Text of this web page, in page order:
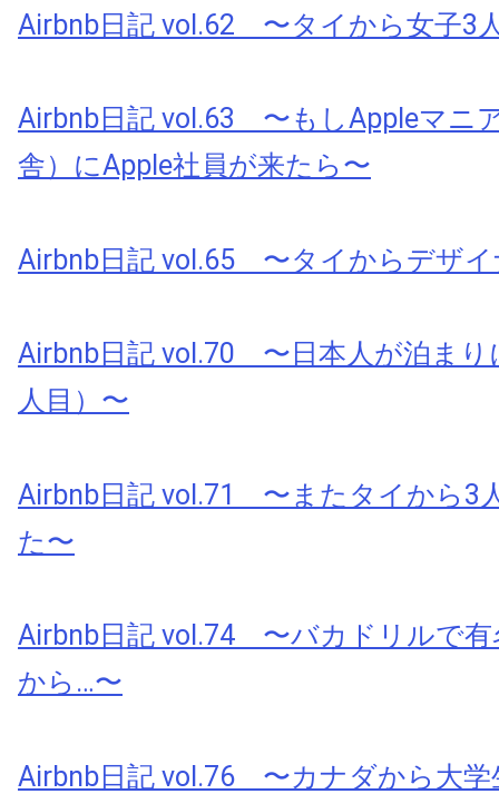
Airbnb日記 vol.62 〜タイから女子3
Airbnb日記 vol.63 〜もしAppleマニ
舎）にApple社員が来たら〜
Airbnb日記 vol.65 〜タイからデザイ
Airbnb日記 vol.70 〜日本人が泊まり
人目）〜
Airbnb日記 vol.71 〜またタイから3
た〜
Airbnb日記 vol.74 〜バカドリルで有
から…〜
Airbnb日記 vol.76 〜カナダから大学